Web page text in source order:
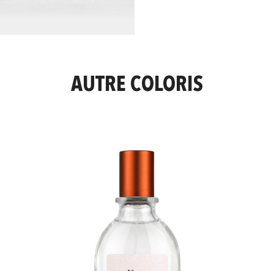
AUTRE COLORIS